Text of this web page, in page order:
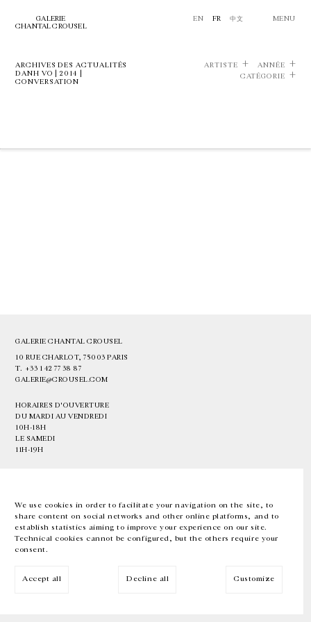
We use cookies in order to facilitate your navigation on the site, to
share content on social networks and other online platforms, and to
establish statistics aiming to improve your experience on our site.
Technical cookies cannot be configured, but the others require your
consent.
Accept all Decline all Customize
GALERIE
CHANTAL CROUSEL
EN FR 中文 MENU
ARCHIVES DES ACTUALITÉS
DANH VO | 2014 |
CONVERSATION
ARTISTE
ANNÉE
CATÉGORIE
GALERIE CHANTAL CROUSEL
10 RUE CHARLOT, 75003 PARIS
T. +33 1 42 77 38 87
GALERIE@CROUSEL.COM
HORAIRES D'OUVERTURE
DU MARDI AU VENDREDI
10H-18H
LE SAMEDI
11H-19H
EN FR 中文 Facebook Instagram
Inscrivez-vous à notre newsletter